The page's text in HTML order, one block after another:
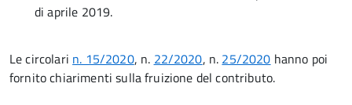
di aprile 2019.
Le circolari n. 15/2020, n. 22/2020, n. 25/2020 hanno poi
fornito chiarimenti sulla fruizione del contributo.